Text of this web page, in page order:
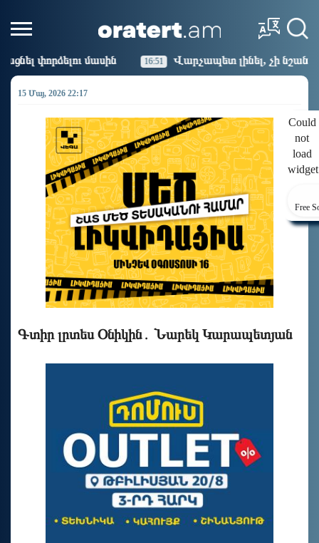
16:51 Վարչապետ լինել, չի նշանակում ինչ ուզել անել
15 Մայ, 2026 22:17
Could
not
load
Free
Գտիր լրտես Օնիկին․ Նարեկ Կարապետյան